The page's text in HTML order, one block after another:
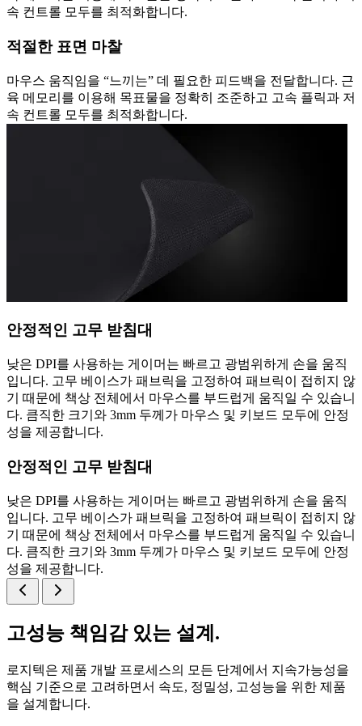
속 컨트롤 모두를 최적화합니다.
적절한 표면 마찰
마우스 움직임을 “느끼는” 데 필요한 피드백을 전달합니다. 근
육 메모리를 이용해 목표물을 정확히 조준하고 고속 플릭과 저
속 컨트롤 모두를 최적화합니다.
안정적인 고무 받침대
낮은 DPI를 사용하는 게이머는 빠르고 광범위하게 손을 움직
입니다. 고무 베이스가 패브릭을 고정하여 패브릭이 접히지 않
기 때문에 책상 전체에서 마우스를 부드럽게 움직일 수 있습니
다. 큼직한 크기와 3mm 두께가 마우스 및 키보드 모두에 안정
성을 제공합니다.
안정적인 고무 받침대
낮은 DPI를 사용하는 게이머는 빠르고 광범위하게 손을 움직
입니다. 고무 베이스가 패브릭을 고정하여 패브릭이 접히지 않
기 때문에 책상 전체에서 마우스를 부드럽게 움직일 수 있습니
다. 큼직한 크기와 3mm 두께가 마우스 및 키보드 모두에 안정
성을 제공합니다.
고성능 책임감 있는 설계.
로지텍은 제품 개발 프로세스의 모든 단계에서 지속가능성을
핵심 기준으로 고려하면서 속도, 정밀성, 고성능을 위한 제품
을 설계합니다.